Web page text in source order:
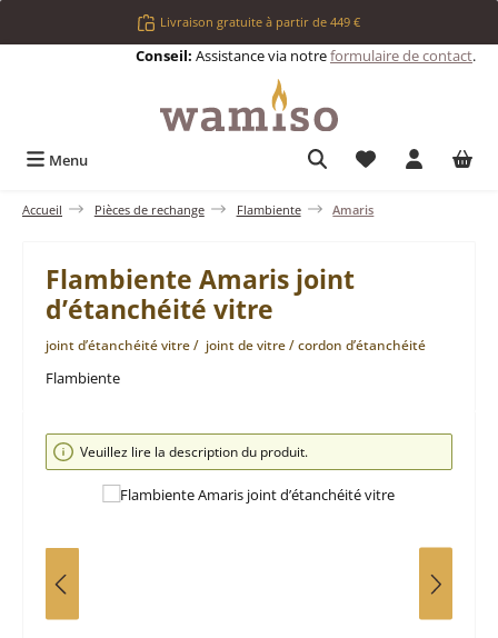
Passer au contenu principalLivraison gratuite à partir de 449 €
Conseil: Assistance via notreformulaire de contact.
Menu Vous avez 0
Accueil Pièces de rechange Flambiente Amaris
Flambiente Amaris joint
d’étanchéité vitre
joint d’étanchéité vitre / joint de vitre / cordon d’étanchéité
Flambiente
Ignorer la galerie d'images
Veuillez lire la description du produit.